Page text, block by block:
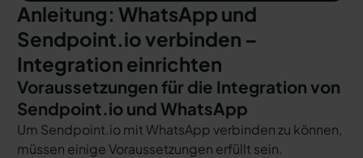
Anleitung: WhatsApp und
Sendpoint.io verbinden –
Integration einrichten
Voraussetzungen für die Integration von
Sendpoint.io und WhatsApp
Um Sendpoint.io mit WhatsApp verbinden zu können,
müssen einige Voraussetzungen erfüllt sein.